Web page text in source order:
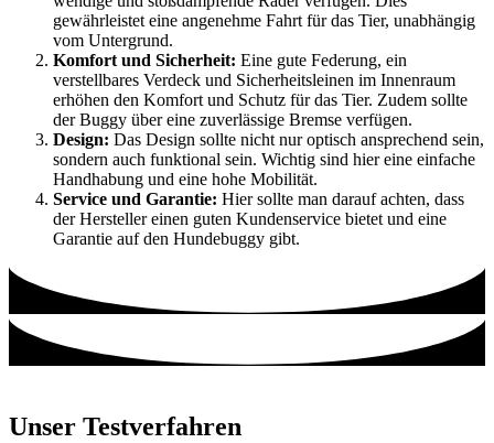
gewährleistet eine angenehme Fahrt für das Tier, unabhängig
vom Untergrund.
Komfort und Sicherheit: Eine gute Federung, ein
verstellbares Verdeck und Sicherheitsleinen im Innenraum
erhöhen den Komfort und Schutz für das Tier. Zudem sollte
der Buggy über eine zuverlässige Bremse verfügen.
Design: Das Design sollte nicht nur optisch ansprechend sein,
sondern auch funktional sein. Wichtig sind hier eine einfache
Handhabung und eine hohe Mobilität.
Service und Garantie: Hier sollte man darauf achten, dass
der Hersteller einen guten Kundenservice bietet und eine
Garantie auf den Hundebuggy gibt.
Unser Testverfahren